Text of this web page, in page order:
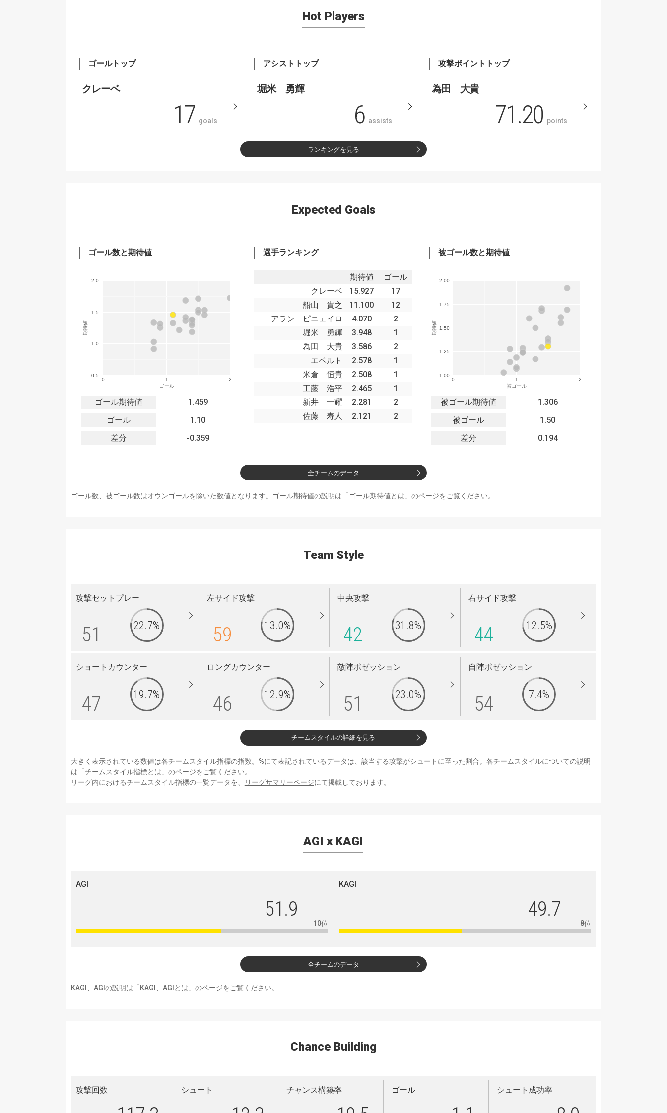
Hot Players
ゴールトップ
クレーベ
17 goals
アシストトップ
堀米 勇輝
6 assists
攻撃ポイントトップ
為田 大貴
71.20 points
ランキングを見る
Expected Goals
ゴール数と期待値
0 1 2
0.5
1.0
1.5
2.0
ゴール
期待値
ゴール期待値
1.459
ゴール
1.10
差分
-0.359
選手ランキング
期待値
ゴール
クレーベ
15.927
17
船山 貴之
11.100
12
アラン ピニェイロ
4.070
2
堀米 勇輝
3.948
1
為田 大貴
3.586
2
エベルト
2.578
1
米倉 恒貴
2.508
1
工藤 浩平
2.465
1
新井 一耀
2.281
2
佐藤 寿人
2.121 2
被ゴール数と期待値
0 1 2
1.00
1.25
1.50
1.75
2.00
被ゴール
期待値
被ゴール期待値
1.306
被ゴール
1.50
差分
0.194
全チームのデータ
ゴール数、被ゴール数はオウンゴールを除いた数値となります。ゴール期待値の説明は「 ゴール期待値とは 」のページをご覧ください。
Team Style
攻撃セットプレー
51 22.7%
左サイド攻撃
59 13.0%
中央攻撃
42 31.8%
右サイド攻撃
44 12.5%
ショートカウンター
47 19.7%
ロングカウンター
46 12.9%
敵陣ポゼッション
51 23.0%
自陣ポゼッション
54 7.4%
チームスタイルの詳細を見る
大きく表示されている数値は各チームスタイル指標の指数。%にて表記されているデータは、該当する攻撃がシュートに至った割合。各チームスタイルについての説明
は「 チームスタイル指標とは 」のページをご覧ください。
リーグ内におけるチームスタイル指標の一覧データを、
リーグサマリーページにて掲載しております。
AGI x KAGI
AGI
51.9
10位
KAGI
49.7
8位
全チームのデータ
KAGI、AGIの説明は「 KAGI、AGIとは 」のページをご覧ください。
Chance Building
攻撃回数 シュート チャンス構築率 ゴール シュート成功率